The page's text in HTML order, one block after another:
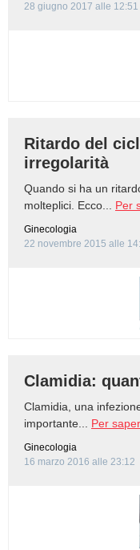
28 giugno 2017 alle 12:51
Ritardo del
irregolarità
Quando si ha un
molteplici. Ecco... Per
Ginecologia
22 novembre 2015 alle
Clamidia:
Clamidia, una
importante... Per
Ginecologia
16 marzo 2016 alle 23:12